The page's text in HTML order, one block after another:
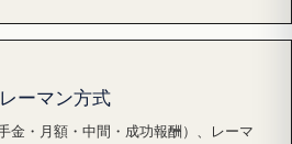
ーマン方式
金・月額・中間・成功報酬）、レーマ